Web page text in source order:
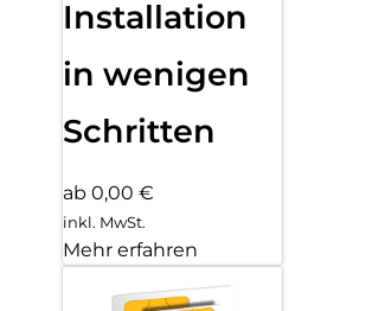
Installation
in wenigen
Schritten
ab 0,00 €
inkl. MwSt.
Mehr erfahren